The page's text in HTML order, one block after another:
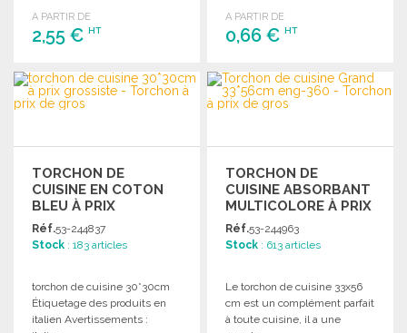
A PARTIR DE
2,55 € HT
COMMANDER
Demander un devis
A PARTIR DE
0,66 €HT
COMMANDER
Demander un devis
TORCHON DE
CUISINE EN COTON
BLEU À PRIX
GROSSISTE
Réf.53-244837
Stock : 183 articles
torchon de cuisine 30*30cm
Étiquetage des produits en
italien Avertissements :
TORCHON DE
CUISINE ABSORBANT
MULTICOLORE À PRIX
GROSSISTE
Réf.53-244963
Stock : 613 articles
Le torchon de cuisine 33x56
cm est un complément parfait
à toute cuisine, il a une